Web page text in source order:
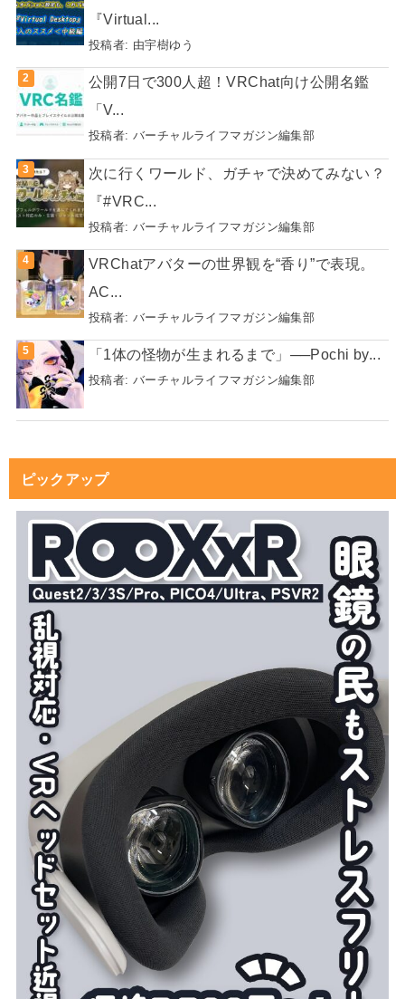
『Virtual...
投稿者: 由宇樹ゆう
公開7日で300人超！VRChat向け公開名鑑
「V...
投稿者: バーチャルライフマガジン編集部
次に行くワールド、ガチャで決めてみない？
『#VRC...
投稿者: バーチャルライフマガジン編集部
VRChatアバターの世界観を“香り”で表現。
AC...
投稿者: バーチャルライフマガジン編集部
「1体の怪物が生まれるまで」──Pochi by...
投稿者: バーチャルライフマガジン編集部
ピックアップ